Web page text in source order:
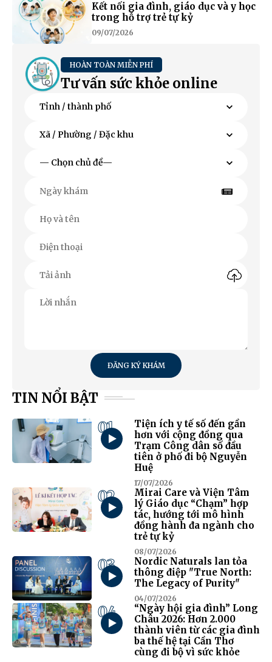
Kết nối gia đình, giáo dục và y học
trong hỗ trợ trẻ tự kỷ
09/07/2026
HOÀN TOÀN MIỄN PHÍ
Tư vấn sức khỏe online
ĐĂNG KÝ KHÁM
TIN NỔI BẬT
01
Tiện ích y tế số đến gần
hơn với cộng đồng qua
Trạm Công dân số đầu
tiên ở phố đi bộ Nguyễn
Huệ
17/07/2026
02
Mirai Care và Viện Tâm
lý Giáo dục “Chạm” hợp
tác, hướng tới mô hình
đồng hành đa ngành cho
trẻ tự kỷ
08/07/2026
03
Nordic Naturals lan tỏa
thông điệp "True North:
The Legacy of Purity"
04/07/2026
04
“Ngày hội gia đình” Long
Châu 2026: Hơn 2.000
thành viên từ các gia đình
ba thế hệ tại Cần Thơ
cùng đi bộ vì sức khỏe